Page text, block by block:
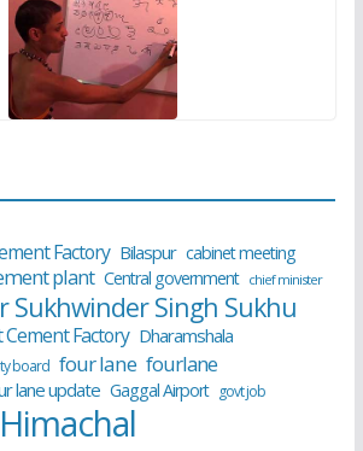
Factory Bilaspur cabinet meeting
plant Central government chief minister
Sukhwinder Singh Sukhu
Factory Dharamshala
board four lane fourlane
lane update Gaggal Airport govt job
Himachal